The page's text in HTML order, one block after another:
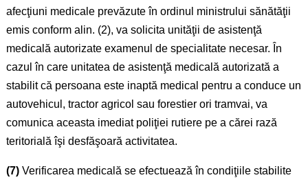
afecţiuni medicale prevăzute în ordinul ministrului sănătăţii
emis conform alin. (2), va solicita unităţii de asistenţă
medicală autorizate examenul de specialitate necesar. În
cazul în care unitatea de asistenţă medicală autorizată a
stabilit că persoana este inaptă medical pentru a conduce un
autovehicul, tractor agricol sau forestier ori tramvai, va
comunica aceasta imediat poliţiei rutiere pe a cărei rază
teritorială îşi desfăşoară activitatea.
(7)Verificarea medicală se efectuează în condiţiile stabilite